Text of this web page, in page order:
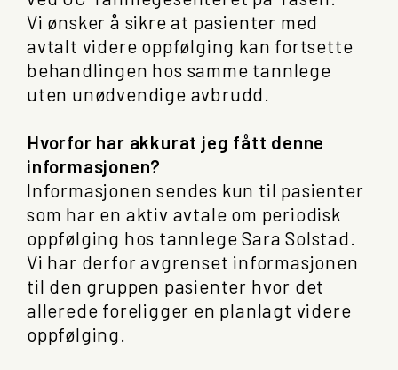
Vi ønsker å sikre at pasienter med
avtalt videre oppfølging kan fortsette
behandlingen hos samme tannlege
uten unødvendige avbrudd.
Hvorfor har akkurat jeg fått denne
informasjonen?
Informasjonen sendes kun til pasienter
som har en aktiv avtale om periodisk
oppfølging hos tannlege Sara Solstad.
Vi har derfor avgrenset informasjonen
til den gruppen pasienter hvor det
allerede foreligger en planlagt videre
oppfølging.